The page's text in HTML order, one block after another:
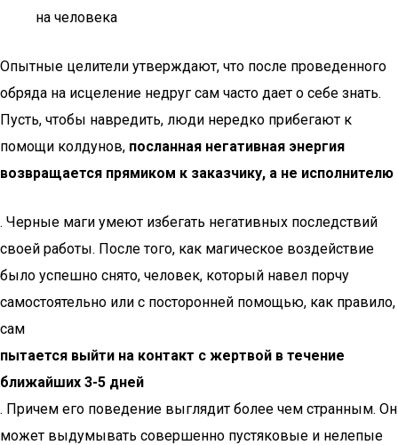
на человека
Опытные целители утверждают, что после проведенного
обряда на исцеление недруг сам часто дает о себе знать.
Пусть, чтобы навредить, люди нередко прибегают к
помощи колдунов, посланная негативная энергия
возвращается прямиком к заказчику, а не исполнителю
. Черные маги умеют избегать негативных последствий
своей работы. После того, как магическое воздействие
было успешно снято, человек, который навел порчу
самостоятельно или с посторонней помощью, как правило,
сам
пытается выйти на контакт с жертвой в течение
ближайших 3-5 дней
. Причем его поведение выглядит более чем странным. Он
может выдумывать совершенно пустяковые и нелепые